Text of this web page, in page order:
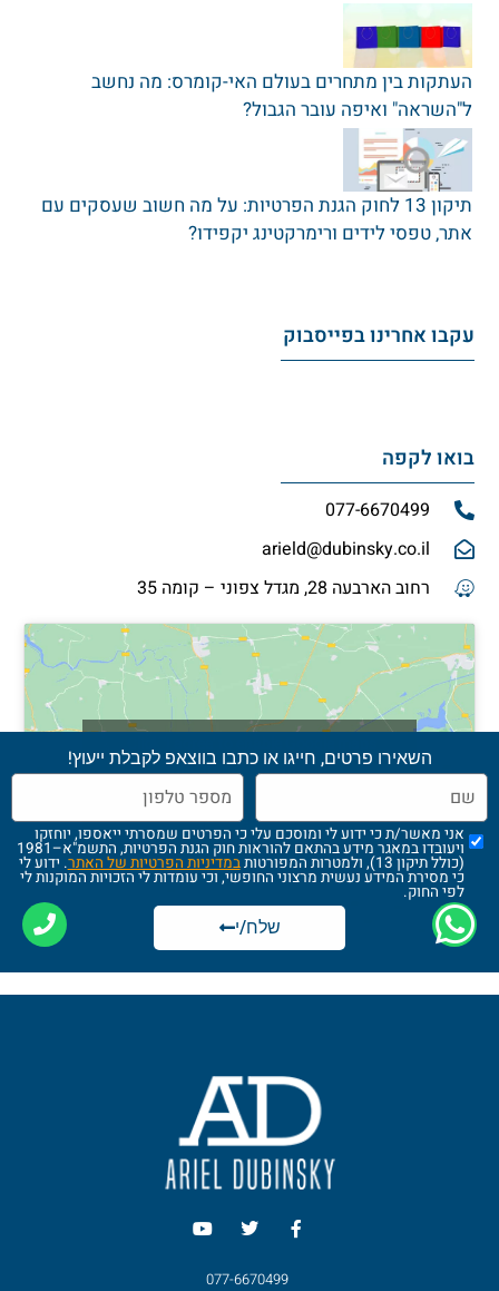
העתקות בין מתחרים בעולם האי-קומרס: מה נחשב
ל"השראה" ואיפה עובר הגבול?
תיקון 13 לחוק הגנת הפרטיות: על מה חשוב שעסקים עם
אתר‚ טפסי לידים ורימרקטינג יקפידו?
עקבו אחרינו בפייסבוק
בואו לקפה
077-6670499
arield@dubinsky.co.il
רחוב הארבעה 28, מגדל צפוני – קומה 35
Click 'I agree' to enable Google maps
מדיניות הגנה על הפרטיות
I agree
השאירו פרטים, חייגו או כתבו בווצאפ לקבלת ייעוץ!
אני מאשר/ת כי ידוע לי ומוסכם עלי כי הפרטים שמסרתי ייאספו, יוחזקו
ויעובדו במאגר מידע בהתאם להוראות חוק הגנת הפרטיות, התשמ"א–1981
(כולל תיקון 13), ולמטרות המפורטות במדיניות הפרטיות של האתר. ידוע לי
כי מסירת המידע נעשית מרצוני החופשי, וכי עומדות לי הזכויות המוקנות לי
לפי החוק.
שלח/י
077-6670499